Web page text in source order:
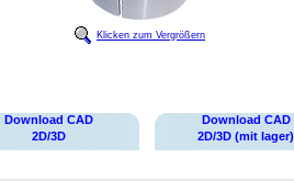
Klicken zum Vergrößern
Download CAD
2D/3D
Download CAD
2D/3D (mit lager)